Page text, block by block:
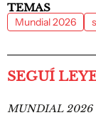
TEMAS
Mundial 2026
SEGUÍ
MUNDIAL 2026